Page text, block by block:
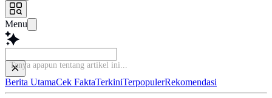
Menu
Tanya ap
Berita UtamaCek FaktaTerkiniTerpopulerRekomendasi